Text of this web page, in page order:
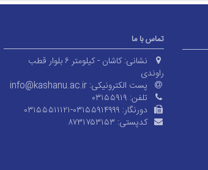
تماس با ما
نشانی:
کاشان - کیلومتر ۶ بلوار قطب
راوندی
پست الکترونیکی: info@kashanu.ac.ir
تلفن: ۰۳۱۵۵۹۱۹
دورنگار: ۰۳۱۵۵۵۱۱۱۲۱-۰۳۱۵۵۹۱۴۹۹۹
کدپستی: ۸۷۳۱۷۵۳۱۵۳